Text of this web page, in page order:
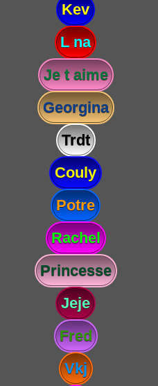
Kev
L na
Je t aime
Georgina
Trdt
Couly
Potre
Rachel
Princesse
Jeje
Fred
Vkj